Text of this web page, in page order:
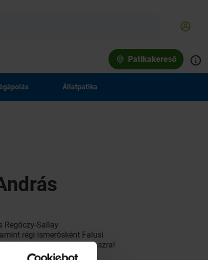
Patikakereső
Állatpatika
Sallay
régi ismerősként Falusi
is készültünk Nektek tavaszra!